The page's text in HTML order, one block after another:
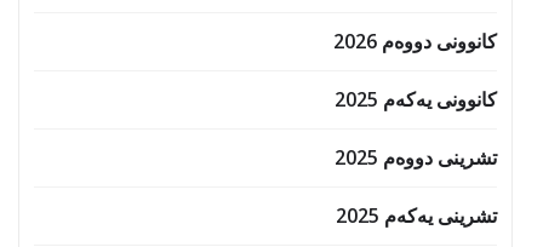
کانوونی دووەم 2026
کانوونی یەکەم 2025
تشرینی دووەم 2025
تشرینی یەکەم 2025